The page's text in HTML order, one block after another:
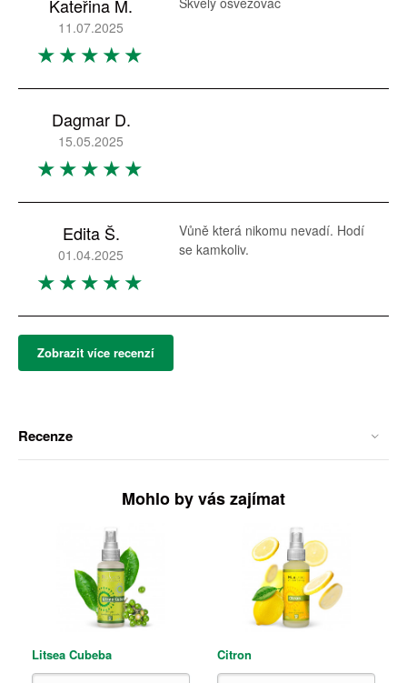
Kateřina M.
11.07.2025
Dagmar D.
15.05.2025
Edita Š.
01.04.2025
Vůně která nikomu nevadí. Hodí
se kamkoliv.
Zobrazit více recenzí
Recenze
Mohlo by vás zajímat
Litsea Cubeba Citron